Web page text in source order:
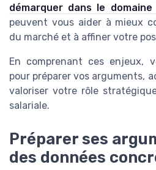
démarquer dans le
peuvent vous aider à mieux
du marché et à affiner votre
En comprenant ces enjeux,
pour préparer vos arguments,
valoriser votre rôle
salariale.
Préparer ses
des données